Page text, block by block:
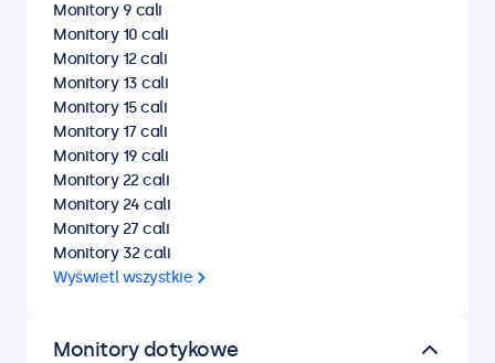
Monitory 9 cali
Monitory 10 cali
Monitory 12 cali
Monitory 13 cali
Monitory 15 cali
Monitory 17 cali
Monitory 19 cali
Monitory 22 cali
Monitory 24 cali
Monitory 27 cali
Monitory 32 cali
Wyświetl wszystkie
Monitory dotykowe